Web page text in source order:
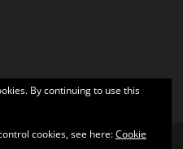
By continuing to use this
cookies, see here:Cookie